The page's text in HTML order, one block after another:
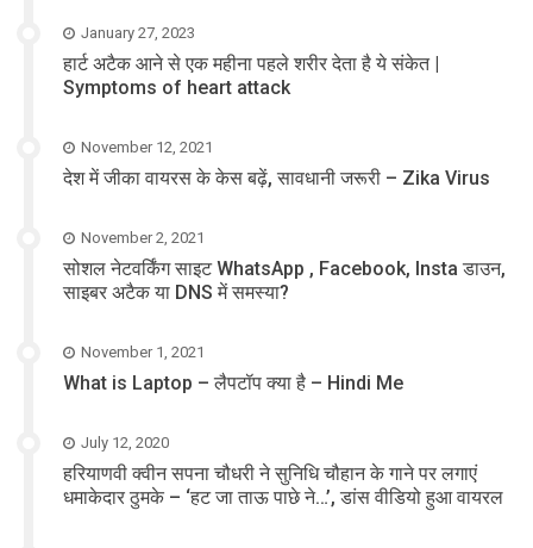
January 27, 2023
हार्ट अटैक आने से एक महीना पहले शरीर देता है ये संकेत |
Symptoms of heart attack
November 12, 2021
देश में जीका वायरस के केस बढ़ें, सावधानी जरूरी – Zika Virus
November 2, 2021
सोशल नेटवर्किंग साइट WhatsApp , Facebook, Insta डाउन,
साइबर अटैक या DNS में समस्या?
November 1, 2021
What is Laptop – लैपटॉप क्या है – Hindi Me
July 12, 2020
हरियाणवी क्वीन सपना चौधरी ने सुनिधि चौहान के गाने पर लगाएं
धमाकेदार ठुमके – ‘हट जा ताऊ पाछे ने…’, डांस वीडियो हुआ वायरल